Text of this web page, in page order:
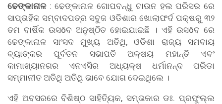
ଢେଙ୍କାନାଳ: ଢେଙ୍କାନାଳ ଗୋପବନ୍ଧୁ ଟାଉନ ହଲ ପରିସର ରେ
ସାପ୍ତାହିକ ସମ୍ବାଦପତ୍ର ସବୁଜ ଓଡିଶାର ଖୋଲାଫର୍ଦ ପକ୍ଷରୁ ୩୨
ତମ ବାର୍ଷିକ ଉସôବ ଅନୁଷ୍ଠିତ ହୋଇଯାଇଛି । ଏହି ଉସôବ ରେ
ଢେଙ୍କାନାଳ ସାଂସଦ ମୁଖ୍ୟ ଅତିଥି, ଓଡିଶା ରାଜ୍ୟ ସମବାୟ
ବ୍ୟାଙ୍କର ପୂର୍ବତନ ସଭାପତି ଅକ୍ଷୟ ମହାନ୍ତି ଏବଂ
କାମାଖ୍ୟାନଗର ଏନଏସିର ଅଧ୍ୟକ୍ଷ ଧର୍ମାନନ୍ଦ ପରିଡା
ସମ୍ମାନୀତ ଅତିଥି ଅତିଥି ଭାବେ ଯୋଗ ଦେଇଥିଲେ ।
ଏହି ଅବସରରେ ବିଶିଷ୍ଠ ସାହିତି୍ୟକ, ସମ୍ଭକାର ଡଃ. ପ୍ରଫୁଲ୍ଲ